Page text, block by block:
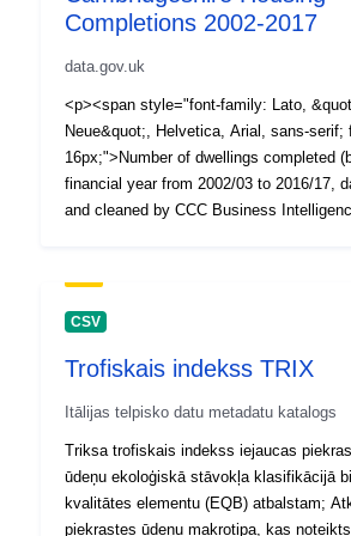
Completions 2002-2017
data.gov.uk
<p><span style="font-family: Lato,
Neue&quot;, Helvetica, Arial, sans-serif;
16px;">Number of dwellings completed
financial year from 2002/03 to 2016/17,
and cleaned by CCC Business
land, affordable and density. This data
published in previous years.</span></p>
CSV
Trofiskais indekss TRIX
Itālijas telpisko datu metadatu katalogs
Triksa trofiskais indekss iejaucas
ūdeņu ekoloģiskā stāvokļa klasifikācijā
kvalitātes elementu (EQB) atbalstam;
piekrastes ūdeņu makrotipa, kas